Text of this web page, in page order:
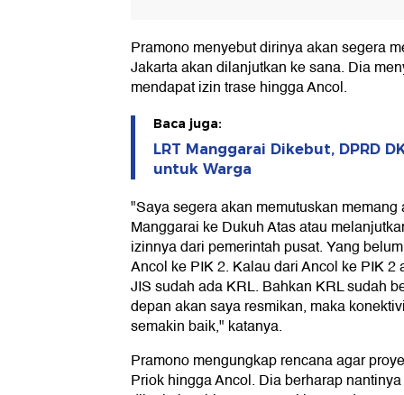
Pramono menyebut dirinya akan segera
Jakarta akan dilanjutkan ke sana. Dia
mendapat izin trase hingga Ancol.
Baca juga:
LRT Manggarai Dikebut, DPRD
untuk Warga
"Saya segera akan memutuskan
Manggarai ke Dukuh Atas atau
izinnya dari pemerintah pusat. Yang
Ancol ke PIK 2. Kalau dari Ancol ke PIK 2
JIS sudah ada KRL. Bahkan KRL sudah
depan akan saya resmikan, maka
semakin baik," katanya.
Pramono mengungkap rencana agar
Priok hingga Ancol. Dia berharap